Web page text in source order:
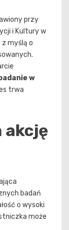
przy
i Kultury w
z myślą o
badanie w
trwa
akcję
badań
o wysoki
może